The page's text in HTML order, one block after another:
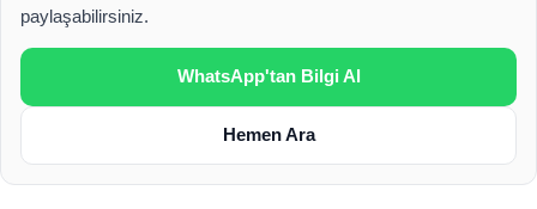
paylaşabilirsiniz.
WhatsApp'tan Bilgi Al
Hemen Ara